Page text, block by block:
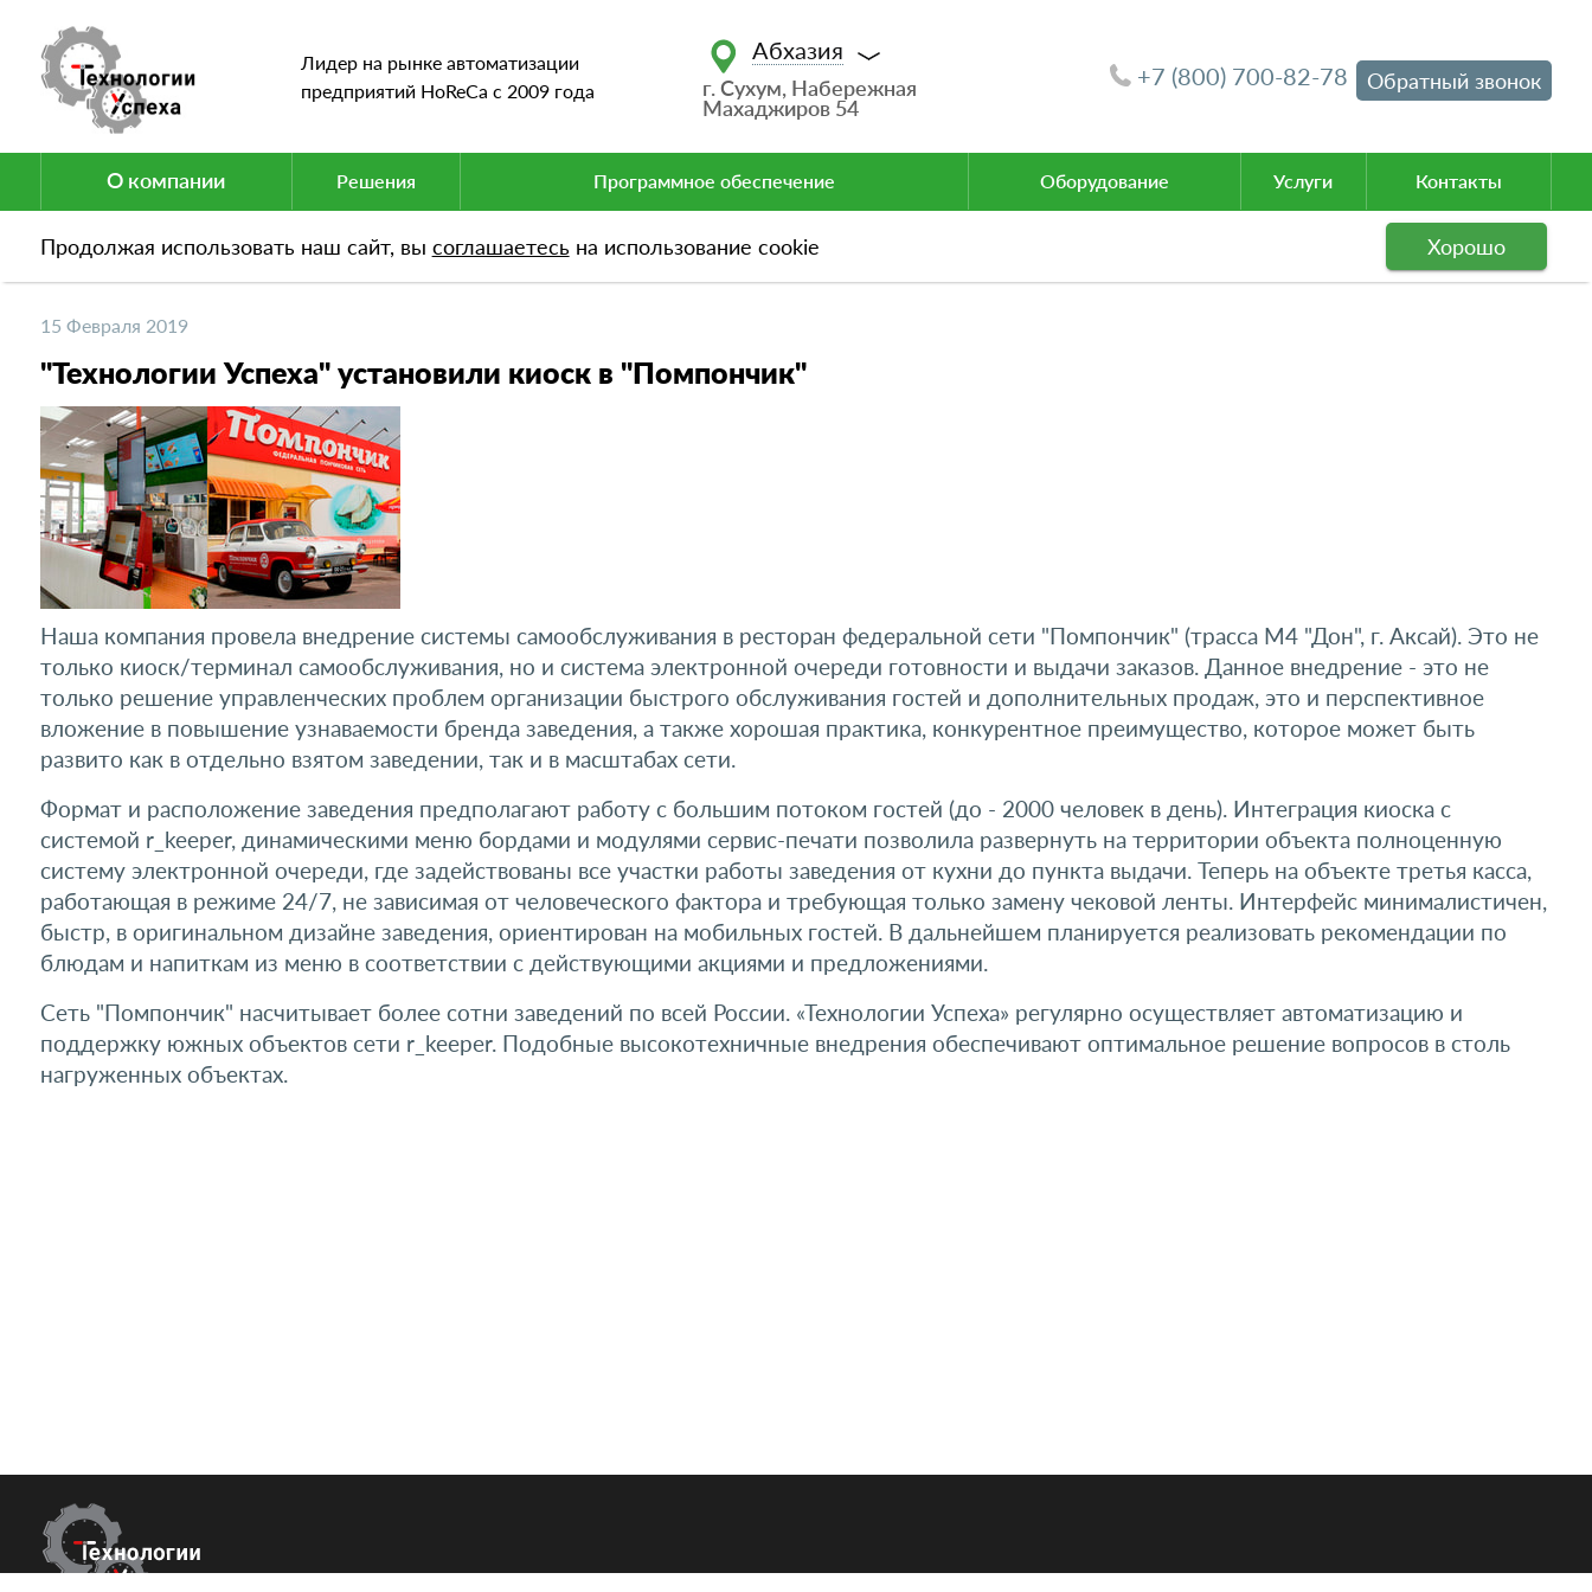
Лидер на рынке автоматизации
предприятий HoReCa c 2009 года
Абхазия
г. Сухум, Набережная
Махаджиров 54
+7 (800) 700-82-78 Обратный звонок
О компании Решения Программное обеспечение Оборудование Услуги Контакты
Продолжая использовать наш сайт, вы соглашаетесь на использование cookie Хорошо
Новости "Технологии Успеха" установили киоск в "Помпончик"
15 Февраля 2019
"Технологии Успеха" установили киоск в "Помпончик"
Наша компания провела внедрение системы самообслуживания в ресторан федеральной сети "Помпончик" (трасса М4 "Дон", г. Аксай). Это не
только киоск/терминал самообслуживания, но и система электронной очереди готовности и выдачи заказов. Данное внедрение - это не
только решение управленческих проблем организации быстрого обслуживания гостей и дополнительных продаж, это и перспективное
вложение в повышение узнаваемости бренда заведения, а также хорошая практика, конкурентное преимущество, которое может быть
развито как в отдельно взятом заведении, так и в масштабах сети.
Формат и расположение заведения предполагают работу с большим потоком гостей (до - 2000 человек в день). Интеграция киоска с
системой r_keeper, динамическими меню бордами и модулями сервис-печати позволила развернуть на территории объекта полноценную
систему электронной очереди, где задействованы все участки работы заведения от кухни до пункта выдачи. Теперь на объекте третья касса,
работающая в режиме 24/7, не зависимая от человеческого фактора и требующая только замену чековой ленты. Интерфейс минималистичен,
быстр, в оригинальном дизайне заведения, ориентирован на мобильных гостей. В дальнейшем планируется реализовать рекомендации по
блюдам и напиткам из меню в соответствии с действующими акциями и предложениями.
Сеть "Помпончик" насчитывает более сотни заведений по всей России. «Технологии Успеха» регулярно осуществляет автоматизацию и
поддержку южных объектов сети r_keeper. Подобные высокотехничные внедрения обеспечивают оптимальное решение вопросов в столь
нагруженных объектах.